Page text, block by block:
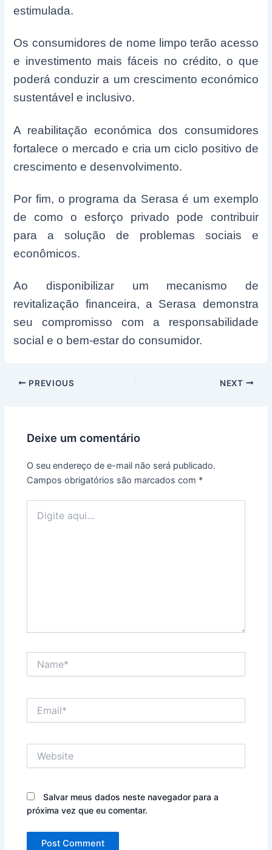
estimulada.
Os consumidores de nome limpo terão acesso
e investimento mais fáceis no crédito, o que
poderá conduzir a um crescimento económico
sustentável e inclusivo.
A reabilitação económica dos consumidores
fortalece o mercado e cria um ciclo positivo de
crescimento e desenvolvimento.
Por fim, o programa da Serasa é um exemplo
de como o esforço privado pode contribuir
para a solução de problemas sociais e
econômicos.
Ao disponibilizar um mecanismo de
revitalização financeira, a Serasa demonstra
seu compromisso com a responsabilidade
social e o bem-estar do consumidor.
Post
PREVIOUS NEXT
Deixe um comentário
O seu endereço de e-mail não será publicado.
Campos obrigatórios são marcados com *
aqui...
Salvar meus dados neste navegador para a
próxima vez que eu comentar.